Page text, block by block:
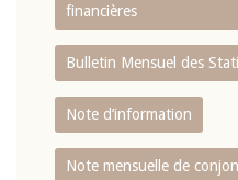
financières
Bulletin Mensuel des
Note d’information
Note mensuelle de